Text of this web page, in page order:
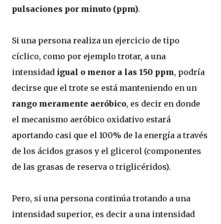
pulsaciones por minuto (ppm).
Si una persona realiza un ejercicio de tipo
cíclico, como por ejemplo trotar, a una
intensidad igual o menor a las 150 ppm, podría
decirse que el trote se está manteniendo en un
rango meramente aeróbico, es decir en donde
el mecanismo aeróbico oxidativo estará
aportando casi que el 100% de la energía a través
de los ácidos grasos y el glicerol (componentes
de las grasas de reserva o triglicéridos).
Pero, si una persona continúa trotando a una
intensidad superior, es decir a una intensidad